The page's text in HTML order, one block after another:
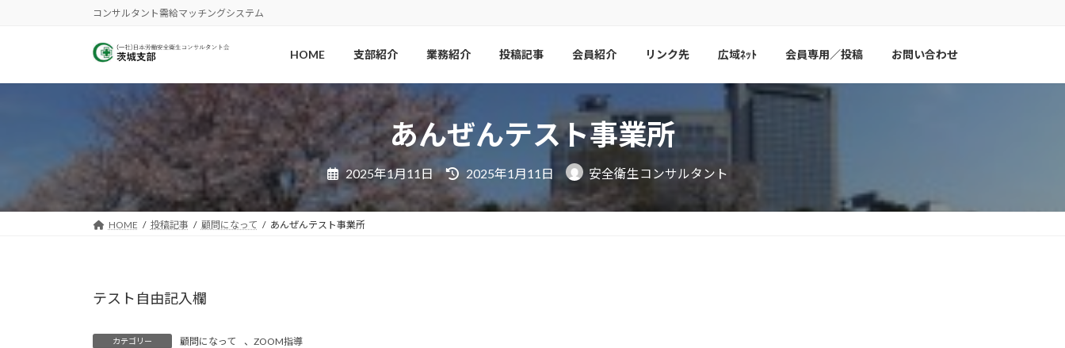
コンサルタント需給マッチングシステム
HOME 支部紹介 業務紹介 投稿記事 会員紹介 リンク先 広域ﾈｯﾄ 会員専用／投稿 お問い合わせ
あんぜんテスト事業所
2025年1月11日
最
終
更
新
2025年1月11日 安全衛生コンサルタント
HOME 投稿記事 顧問になって あんぜんテスト事業所
テスト自由記入欄
カテゴリー 顧問になって 、 ZOOM指導